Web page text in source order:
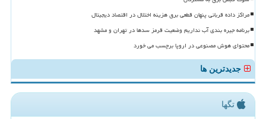
مراکز داده قربانی پنهان قطعی برق هزینه اختلال در اقتصاد دیجیتال
برنامه جیره بندی آب نداریم وضعیت قرمز سدها در تهران و مشهد
محتوای هوش مصنوعی در اروپا برچسب می خورد
جدیدترین ها
تگها